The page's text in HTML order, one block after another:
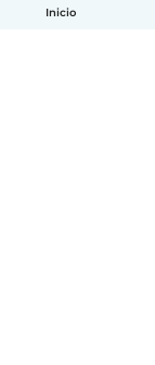
Inicio